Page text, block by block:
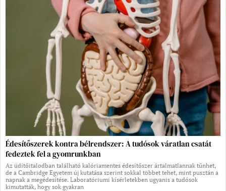
Édesítőszerek kontra bélrendszer: A tudósok váratlan csatát
fedeztek fel a gyomrunkban
Az üdítőitalodban található kalóriamentes édesítőszer ártalmatlannak tűnhet,
de a Cambridge Egyetem új kutatása szerint sokkal többet tehet, mint pusztán a
napnak a megédesítése. Laboratóriumi kísérletekben ugyanis a tudósok
kimutatták, hogy sok gyakran